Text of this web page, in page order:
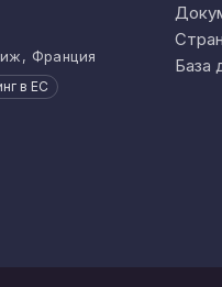
Франция
в ЕС
База